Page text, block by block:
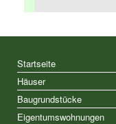
Startseite
Häuser
Baugrundstücke
Eigentumswohnungen